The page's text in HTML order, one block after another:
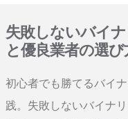
失敗しないバイ
と優良業者の選び
初心者でも勝てるバイ
践。失敗しないバイナ